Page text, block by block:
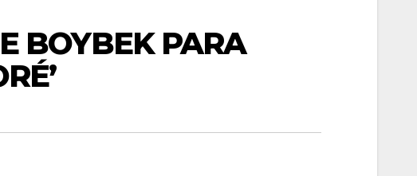
BOYBEK PARA